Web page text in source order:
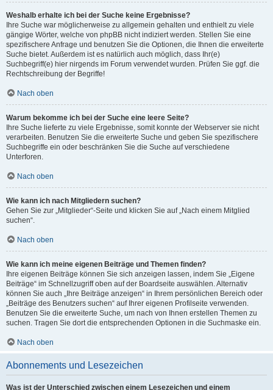
Weshalb erhalte ich bei der Suche keine Ergebnisse?
Ihre Suche war möglicherweise zu allgemein gehalten und enthielt zu viele
gängige Wörter, welche von phpBB nicht indiziert werden. Stellen Sie eine
spezifischere Anfrage und benutzen Sie die Optionen, die Ihnen die erweiterte
Suche bietet. Außerdem ist es natürlich auch möglich, dass Ihr(e)
Suchbegriff(e) hier nirgends im Forum verwendet wurden. Prüfen Sie ggf. die
Rechtschreibung der Begriffe!
Nach oben
Warum bekomme ich bei der Suche eine leere Seite?
Ihre Suche lieferte zu viele Ergebnisse, somit konnte der Webserver sie nicht
verarbeiten. Benutzen Sie die erweiterte Suche und geben Sie spezifischere
Suchbegriffe ein oder beschränken Sie die Suche auf verschiedene
Unterforen.
Nach oben
Wie kann ich nach Mitgliedern suchen?
Gehen Sie zur „Mitglieder“-Seite und klicken Sie auf „Nach einem Mitglied
suchen“.
Nach oben
Wie kann ich meine eigenen Beiträge und Themen finden?
Ihre eigenen Beiträge können Sie sich anzeigen lassen, indem Sie „Eigene
Beiträge“ im Schnellzugriff oben auf der Boardseite auswählen. Alternativ
können Sie auch „Ihre Beiträge anzeigen“ in Ihrem persönlichen Bereich oder
„Beiträge des Benutzers suchen“ auf Ihrer eigenen Profilseite verwenden.
Benutzen Sie die erweiterte Suche, um nach von Ihnen erstellen Themen zu
suchen. Tragen Sie dort die entsprechenden Optionen in die Suchmaske ein.
Nach oben
Abonnements und Lesezeichen
Was ist der Unterschied zwischen einem Lesezeichen und einem